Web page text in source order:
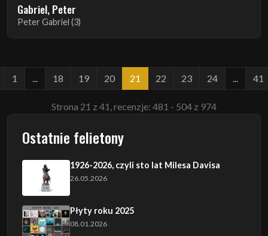
Gabriel, Peter
Peter Gabriel (3)
1 18 19 20 21 22 23 24 41
Strona 21 z 41, recenzje: 481 - 504 z 974
Ostatnie felietony
1926-2026, czyli sto lat Milesa Davisa
26.05.2026
Płyty roku 2025
08.01.2026